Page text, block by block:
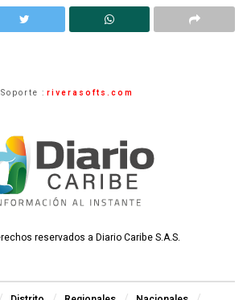
Soporte : riverasofts.com
reservados a Diario Caribe S.A.S.